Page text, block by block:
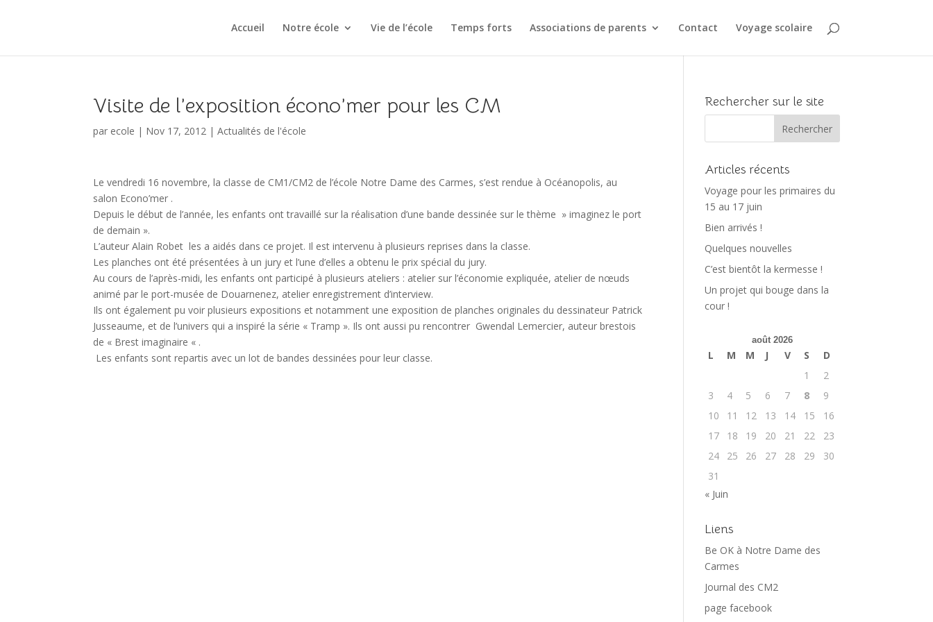
Accueil Notre école Vie de l’école Temps forts Associations de parents Contact Voyage scolaire
Visite de l’exposition écono’mer pour les CM
par ecole | Nov 17, 2012 |Actualités de l'école
Le vendredi 16 novembre, la classe de CM1/CM2 de l’école Notre Dame des Carmes, s’est rendue à Océanopolis, au
salon Econo’mer .
Depuis le début de l’année, les enfants ont travaillé sur la réalisation d’une bande dessinée sur le thème » imaginez le port
de demain ».
L’auteur Alain Robet les a aidés dans ce projet. Il est intervenu à plusieurs reprises dans la classe.
Les planches ont été présentées à un jury et l’une d’elles a obtenu le prix spécial du jury.
Au cours de l’après-midi, les enfants ont participé à plusieurs ateliers : atelier sur l’économie expliquée, atelier de nœuds
animé par le port-musée de Douarnenez, atelier enregistrement d’interview.
Ils ont également pu voir plusieurs expositions et notamment une exposition de planches originales du dessinateur Patrick
Jusseaume, et de l’univers qui a inspiré la série « Tramp ». Ils ont aussi pu rencontrer Gwendal Lemercier, auteur brestois
de « Brest imaginaire « .
Les enfants sont repartis avec un lot de bandes dessinées pour leur classe.
Rechercher sur le site
Articles récents
Voyage pour les primaires du
15 au 17 juin
Bien arrivés !
Quelques nouvelles
C’est bientôt la kermesse !
Un projet qui bouge dans la
cour !
août 2026
L M M J V S
D
1
2
3
4 5 6 7 8
9
10
11 12 13 14 15
16
17
18 19 20 21 22
23
24
25 26 27 28 29
30
31
« Juin
Liens
Be OK à Notre Dame des
Carmes
Journal des CM2
page facebook